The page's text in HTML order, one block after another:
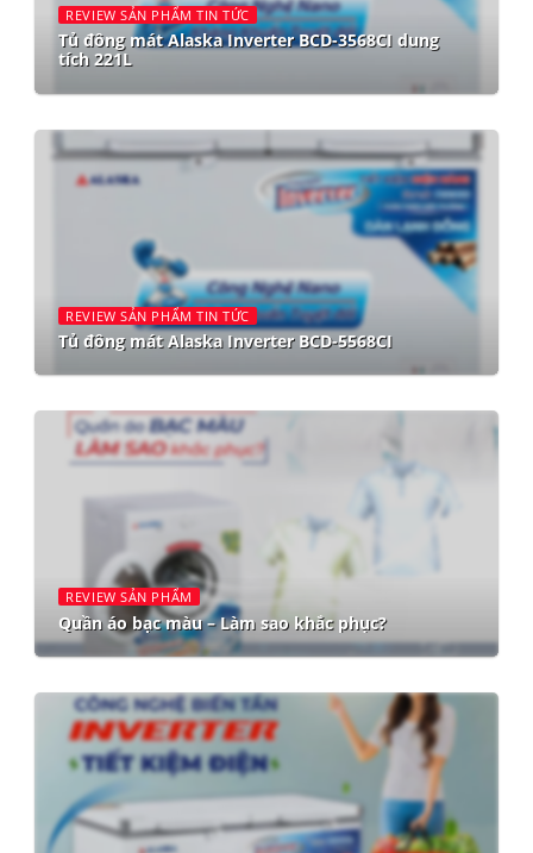
REVIEW SẢN PHẨM TIN TỨC
Tủ đông mát Alaska Inverter BCD-3568CI dung
tích 221L
REVIEW SẢN PHẨM TIN TỨC
Tủ đông mát Alaska Inverter BCD-5568CI
REVIEW SẢN PHẨM
Quần áo bạc màu – Làm sao khắc phục?